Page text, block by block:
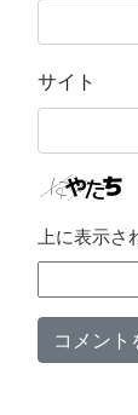
サイト
上に表示さ